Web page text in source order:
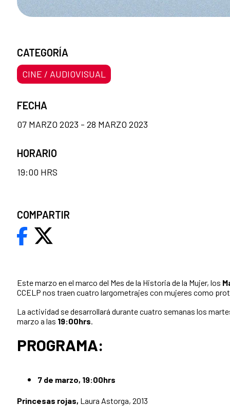
Este marzo en el marco del Mes de la Historia de la Mujer, los
CCELP nos traen cuatro largometrajes con mujeres como
La actividad se desarrollará durante cuatro semanas los
marzo a las 19:00hrs
PROGRAMA:
7 de marzo, 19:00hrs
Princesas rojas, Laura Astorga, 2013
CATEGORÍA
CINE / AUDIOVISUAL
FECHA
07 MARZO 2023 - 28 MARZO 2023
HORARIO
19:00 HRS
COMPARTIR